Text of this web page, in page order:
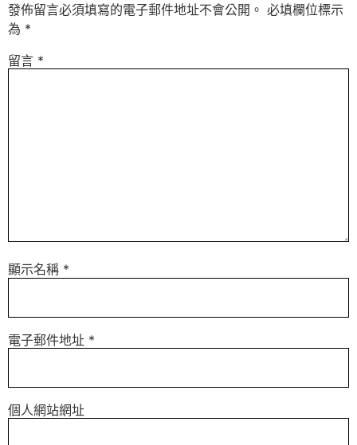
發佈留言必須填寫的電子郵件地址不會公開。 必填欄位標示
為 *
留言 *
顯示名稱 *
電子郵件地址 *
個人網站網址